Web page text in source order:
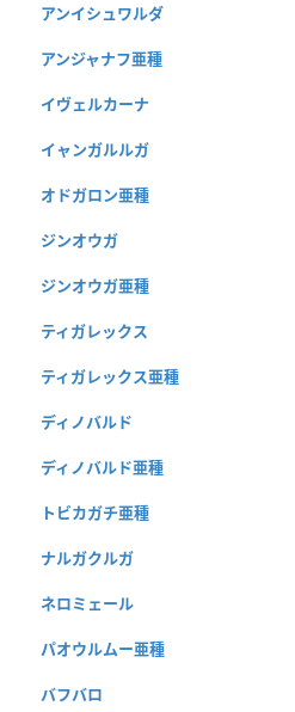
アンイシュワルダ
アンジャナフ亜種
イヴェルカーナ
イャンガルルガ
オドガロン亜種
ジンオウガ
ジンオウガ亜種
ティガレックス
ティガレックス亜種
ディノバルド
ディノバルド亜種
トビカガチ亜種
ナルガクルガ
ネロミェール
パオウルムー亜種
バフバロ